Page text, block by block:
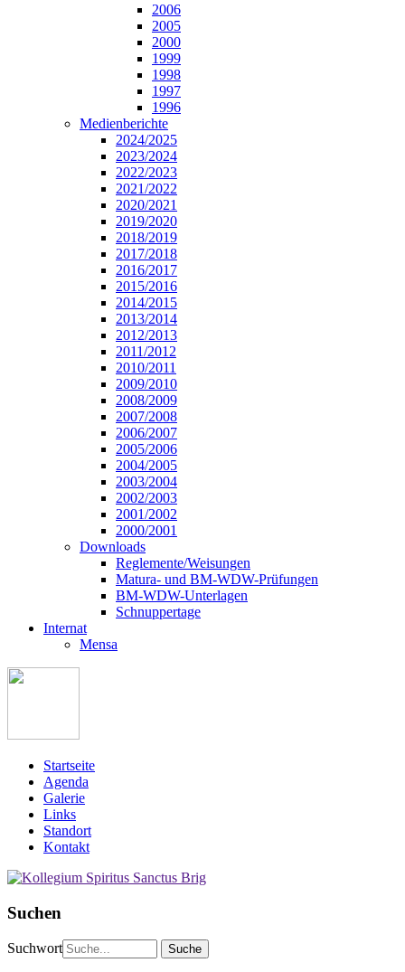
2006
2005
2000
1999
1998
1997
1996
Medienberichte
2024/2025
2023/2024
2022/2023
2021/2022
2020/2021
2019/2020
2018/2019
2017/2018
2016/2017
2015/2016
2014/2015
2013/2014
2012/2013
2011/2012
2010/2011
2009/2010
2008/2009
2007/2008
2006/2007
2005/2006
2004/2005
2003/2004
2002/2003
2001/2002
2000/2001
Downloads
Reglemente/Weisungen
Matura- und BM-WDW-Prüfungen
BM-WDW-Unterlagen
Schnuppertage
Internat
Mensa
Startseite
Agenda
Galerie
Links
Standort
Kontakt
Suchen
Suchwort